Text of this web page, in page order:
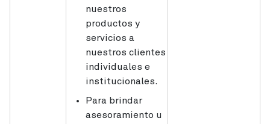
nuestros
productos y
servicios a
nuestros clientes
individuales e
institucionales.
Para brindar
asesoramiento u